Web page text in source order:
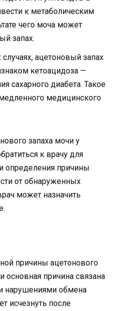
к метаболическим
чего моча может
запах.
ацетоновый запах
кетоацидоза —
сахарного диабета. Такое
медицинского
запаха мочи у
к врачу для
определения причины
от обнаруженных
может назначить
причины ацетонового
основная причина связана
нарушениями обмена
исчезнуть после